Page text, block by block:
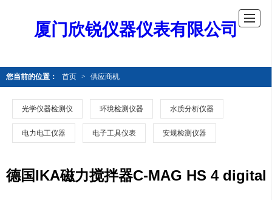
厦门欣锐仪器仪表有限公司
您当前的位置： 首页 > 供应商机
光学仪器检测仪 环境检测仪器 水质分析仪器
电力电工仪器 电子工具仪表 安规检测仪器
德国IKA磁力搅拌器C-MAG HS 4 digital